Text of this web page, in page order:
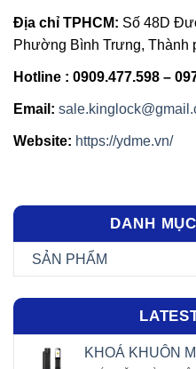
Địa chỉ TPHCM: Số 48D
Phường Bình Trưng, Thành
Hotline : 0909.477.598 –
Email:
Website: https://ydme.vn/
DANH
SẢN PHẨM
KHOÁ KHUÔN